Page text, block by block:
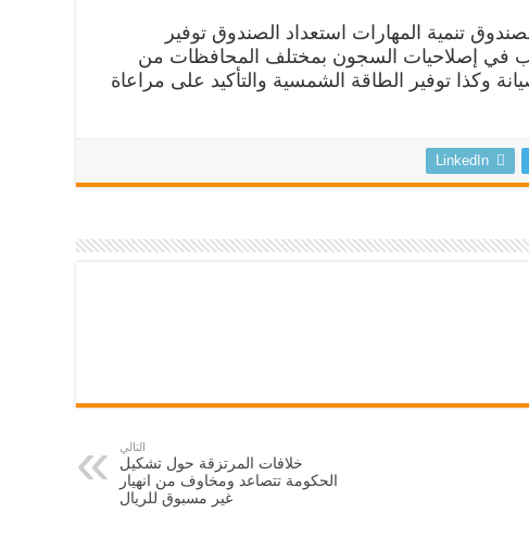
تنمية المهارات استعداد الصندوق توفير
في إصلاحيات السجون بمختلف المحافظات من
وكذا توفير الطاقة الشمسية والتأكيد على مراعاة
LinkedIn
التالي
خلافات المرتزقة حول تشكيل
الحكومة تتصاعد ومخاوف من انهيار
غير مسبوق للريال